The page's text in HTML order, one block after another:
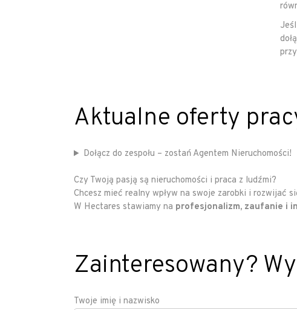
Aktualne oferty
Dołącz do zespołu – zostań Agentem Nieruchomości!
Czy Twoją pasją są nieruchomości i praca z ludźmi?
Chcesz mieć realny wpływ na swoje zarobki i rozwijać
W Hectares stawiamy na profesjonalizm, zaufanie i
Zainteresowany?
Twoje imię i nazwisko